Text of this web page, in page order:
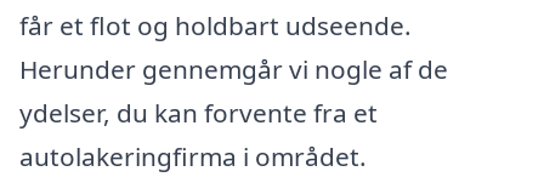
får et flot og holdbart udseende.
Herunder gennemgår vi nogle af de
ydelser, du kan forvente fra et
autolakeringfirma i området.